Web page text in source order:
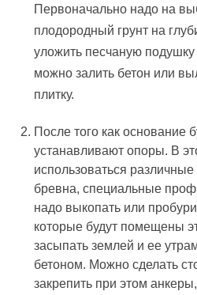
Первоначально надо на
плодородный грунт на
уложить песчаную
можно залить бетон или
плитку.
После того как основание
устанавливают опоры. В
использоваться
бревна, специальные
надо выкопать или
которые будут помещены
засыпать землей и ее
бетоном. Можно сделать
закрепить при этом